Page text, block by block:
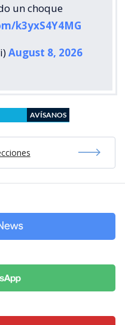
un choque
k3yxS4Y4MG
August 8, 2026
AVÍSANOS